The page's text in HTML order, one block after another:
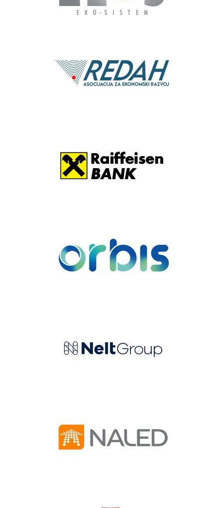
REDAH
Raiffeisen BANK
Orbis
Nelt group
NALED